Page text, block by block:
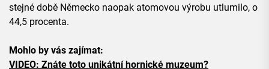
stejné době Německo naopak atomovou výrobu utlumilo, o
44,5 procenta.
Mohlo by vás zajímat:
VIDEO: Znáte toto unikátní hornické muzeum?